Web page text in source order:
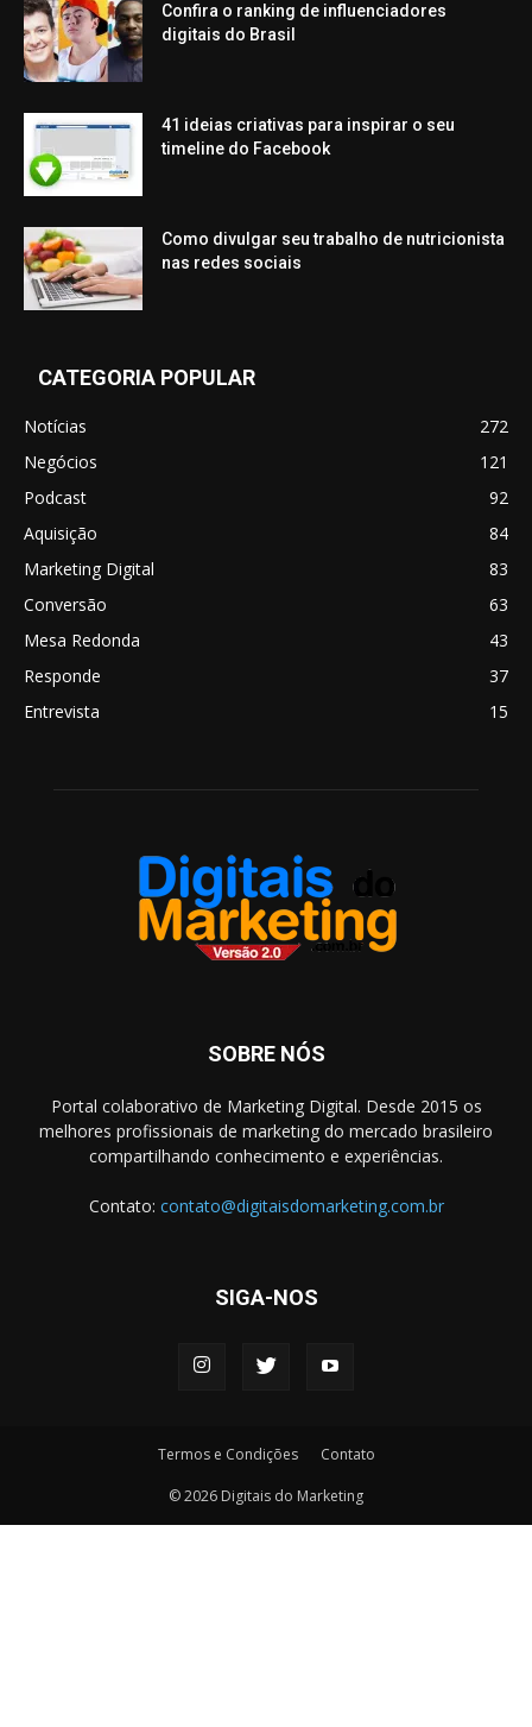
Confira o ranking de influenciadores
digitais do Brasil
41 ideias criativas para inspirar o seu
timeline do Facebook
Como divulgar seu trabalho de nutricionista
nas redes sociais
CATEGORIA POPULAR
Notícias
272
Negócios
121
Podcast
92
Aquisição
84
Marketing Digital
83
Conversão
63
Mesa Redonda
43
Responde
37
Entrevista
15
SOBRE NÓS
Portal colaborativo de Marketing Digital. Desde 2015 os
melhores profissionais de marketing do mercado brasileiro
compartilhando conhecimento e experiências.
Contato: contato@digitaisdomarketing.com.br
SIGA-NOS
Termos e Condições Contato
© 2026 Digitais do Marketing